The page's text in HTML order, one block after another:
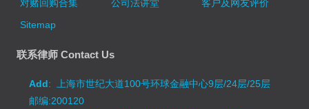
对赌回购合集
公司法讲堂
客户及网友评价
Sitemap
联系律师 Contact Us
Add: 上海市世纪大道100号环球金融中心9层/24层/25层
邮编:200120